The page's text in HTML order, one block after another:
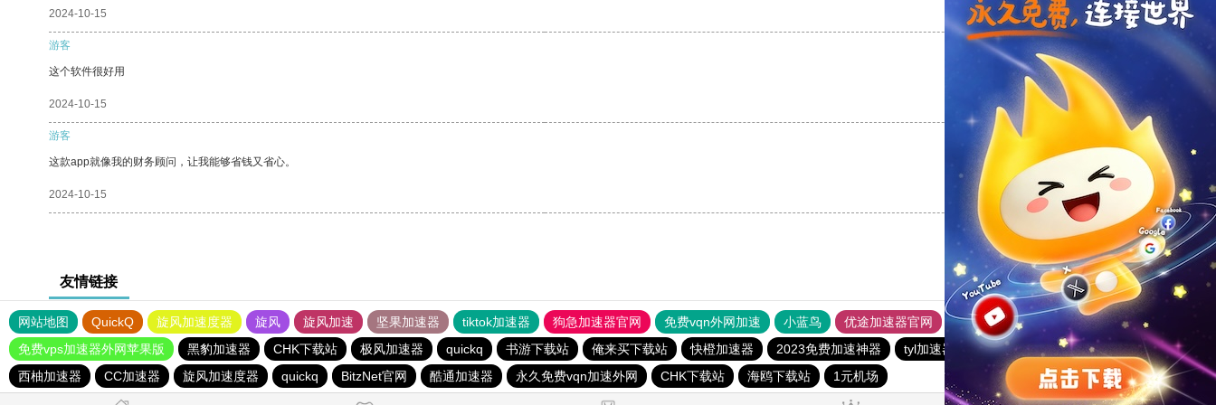
2024-10-15 支持 [0] 反对[0]
游客
这个软件很好用
2024-10-15 支持[0] 反对
游客
这款app就像我的财务顾问，让我能够省钱又省心。
2024-10-15 支持[0] 反对[0]
友情链接
网站地图 QuickQ 旋风加速度器 旋风 旋风加速 坚果加速器 tiktok加速器 狗急加速器官网 免费vqn外网加速 小蓝鸟 优途加速器官网 风驰加速器 旋风加速器
八戒看书
免费vps加速器外网苹果版
黑豹加速器 CHK下载站 极风加速器 quickq 书游下载站 俺来买下载站 快橙加速器 2023免费加速神器 tyl加速器官网 极光vqn官网
极光加速器
西柚加速器
CC加速器 旋风加速度器 quickq BitzNet官网 酷通加速器 永久免费vqn加速外网 CHK下载站 海鸥下载站 1元机场